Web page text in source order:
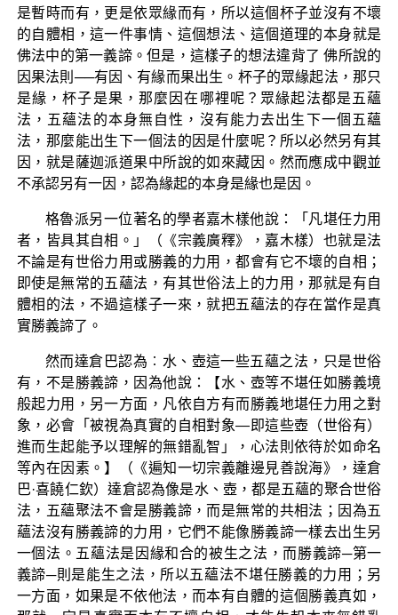
是暫時而有，更是依眾緣而有，所以這個杯子並沒有不壞
的自體相，這一件事情、這個想法、這個道理的本身就是
佛法中的第一義諦。但是，這樣子的想法違背了 佛所說的
因果法則──有因、有緣而果出生。杯子的眾緣起法，那只
是緣，杯子是果，那麼因在哪裡呢？眾緣起法都是五蘊
法，五蘊法的本身無自性，沒有能力去出生下一個五蘊
法，那麼能出生下一個法的因是什麼呢？所以必然另有其
因，就是薩迦派道果中所說的如來藏因。然而應成中觀並
不承認另有一因，認為緣起的本身是緣也是因。
格魯派另一位著名的學者嘉木樣他說：「凡堪任力用
者，皆具其自相。」（《宗義廣釋》，嘉木樣）也就是法
不論是有世俗力用或勝義的力用，都會有它不壞的自相；
即使是無常的五蘊法，有其世俗法上的力用，那就是有自
體相的法，不過這樣子一來，就把五蘊法的存在當作是真
實勝義諦了。
然而達倉巴認為︰水、壺這一些五蘊之法，只是世俗
有，不是勝義諦，因為他說：【水、壺等不堪任如勝義境
般起力用，另一方面，凡依自方有而勝義地堪任力用之對
象，必會「被視為真實的自相對象—即這些壺（世俗有）
進而生起能予以理解的無錯亂智」，心法則依待於如命名
等內在因素。】（《遍知一切宗義離邊見善說海》，達倉
巴·喜饒仁欽）達倉認為像是水、壺，都是五蘊的聚合世俗
法，五蘊聚法不會是勝義諦，而是無常的共相法；因為五
蘊法沒有勝義諦的力用，它們不能像勝義諦一樣去出生另
一個法。五蘊法是因緣和合的被生之法，而勝義諦─第一
義諦─則是能生之法，所以五蘊法不堪任勝義的力用；另
一方面，如果是不依他法，而本有自體的這個勝義真如，